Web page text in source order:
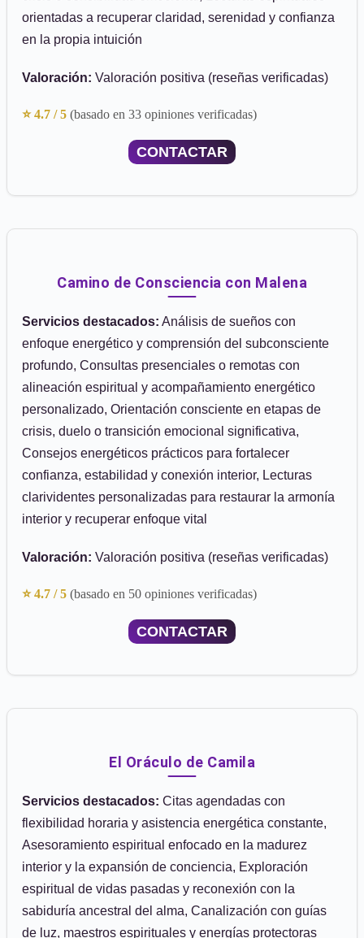
orientadas a recuperar claridad, serenidad y confianza
en la propia intuición
Valoración: Valoración positiva (reseñas verificadas)
⭐ 4.7 / 5 (basado en 33 opiniones verificadas)
CONTACTAR
Camino de Consciencia con Malena
Servicios destacados: Análisis de sueños con
enfoque energético y comprensión del subconsciente
profundo, Consultas presenciales o remotas con
alineación espiritual y acompañamiento energético
personalizado, Orientación consciente en etapas de
crisis, duelo o transición emocional significativa,
Consejos energéticos prácticos para fortalecer
confianza, estabilidad y conexión interior, Lecturas
clarividentes personalizadas para restaurar la armonía
interior y recuperar enfoque vital
Valoración: Valoración positiva (reseñas verificadas)
⭐ 4.7 / 5 (basado en 50 opiniones verificadas)
CONTACTAR
El Oráculo de Camila
Servicios destacados: Citas agendadas con
flexibilidad horaria y asistencia energética constante,
Asesoramiento espiritual enfocado en la madurez
interior y la expansión de conciencia, Exploración
espiritual de vidas pasadas y reconexión con la
sabiduría ancestral del alma, Canalización con guías
de luz, maestros espirituales y energías protectoras